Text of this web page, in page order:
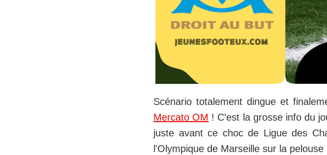
Scénario totalement dingue et
Mercato OM ! C'est la grosse info du
juste avant ce choc de Ligue des
l'Olympique de Marseille sur la